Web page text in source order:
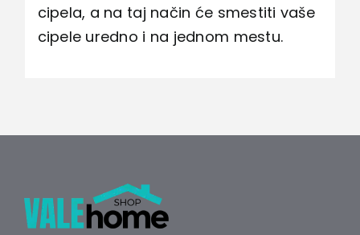
cipela, a na taj način će smestiti vaše
cipele uredno i na jednom mestu.